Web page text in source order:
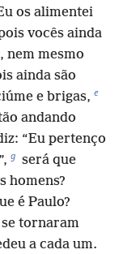
os alimentei
vocês ainda
nem mesmo
ainda são
e brigas, e
andando
“Eu pertenço
g será que
homens?
é Paulo?
tornaram
a cada um.